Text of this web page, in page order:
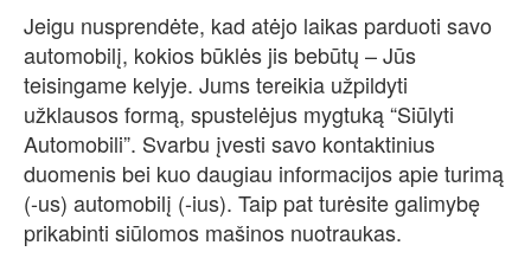
Jeigu nusprendėte, kad atėjo laikas parduoti savo
automobilį, kokios būklės jis bebūtų – Jūs
teisingame kelyje. Jums tereikia užpildyti
užklausos formą, spustelėjus mygtuką “Siūlyti
Automobili”. Svarbu įvesti savo kontaktinius
duomenis bei kuo daugiau informacijos apie turimą
(-us) automobilį (-ius). Taip pat turėsite galimybę
prikabinti siūlomos mašinos nuotraukas.